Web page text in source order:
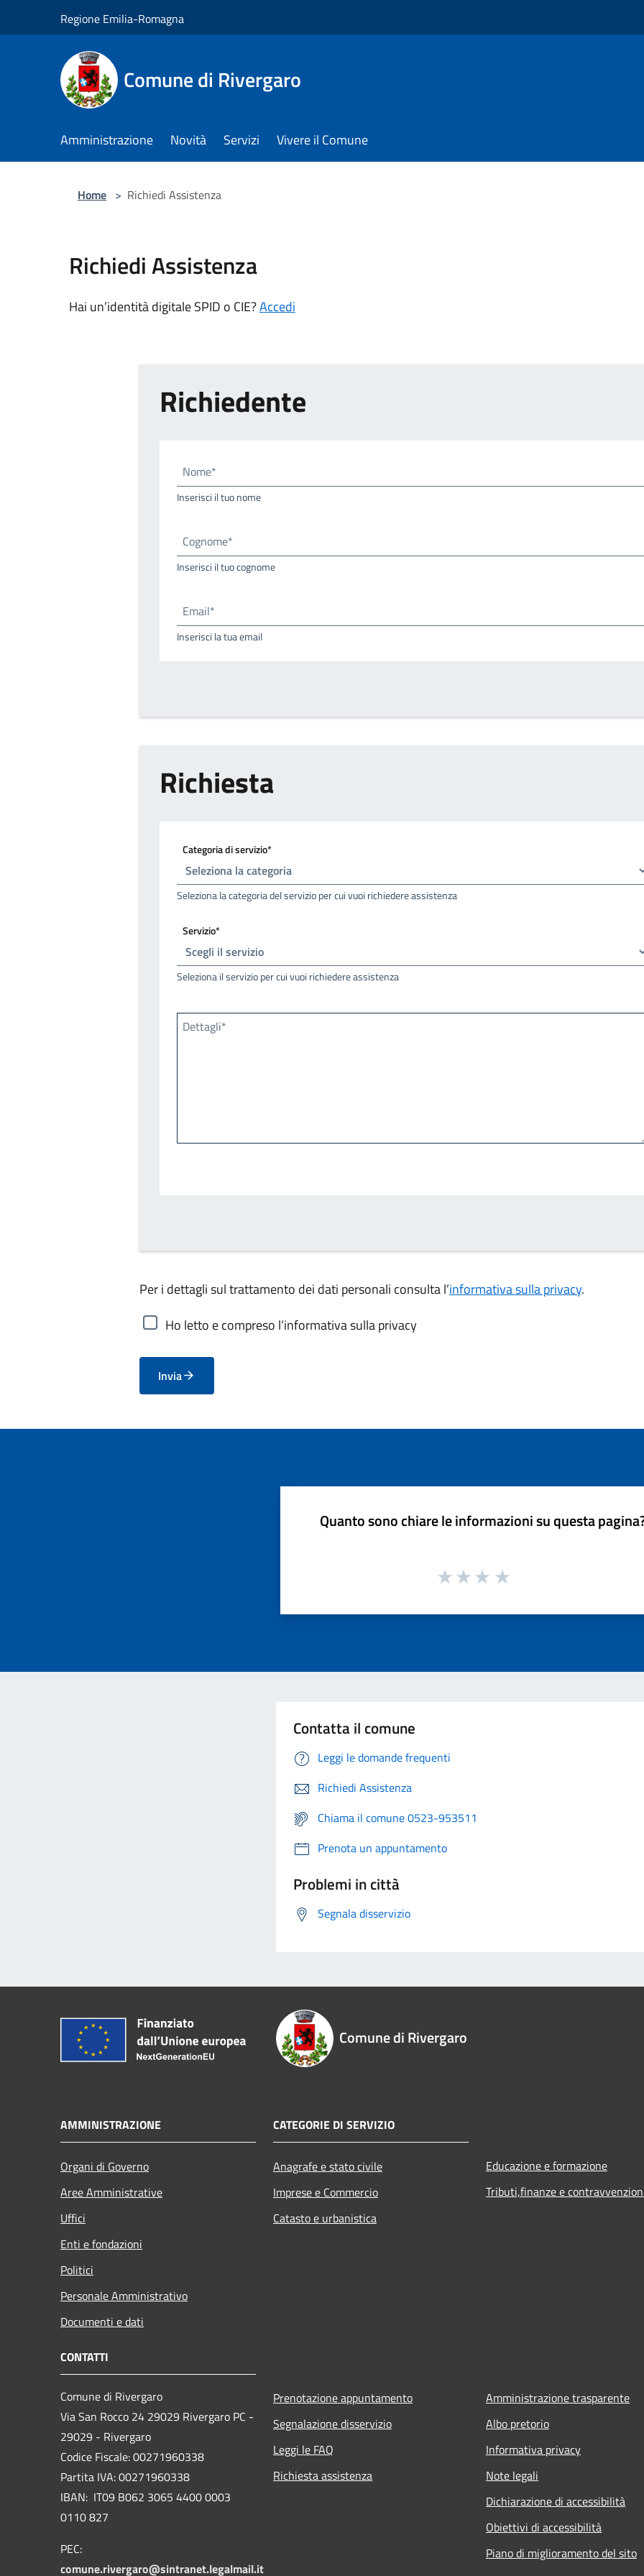
Regione Emilia-Romagna
Comune di Rivergaro
Amministrazione Novità Servizi Vivere il Comune
Home > Richiedi Assistenza
Richiedi Assistenza
Hai un’identità digitale SPID o CIE?Accedi
Richiedente
Nome*
Inserisci il tuo nome
Cognome*
Inserisci il tuo cognome
Email*
Inserisci la tua email
Richiesta
Categoria di servizio*
Seleziona la categoria del servizio per cui vuoi richiedere assistenza
Servizio*
Seleziona il servizio per cui vuoi richiedere assistenza
Dettagli*
Per i dettagli sul trattamento dei dati personali consulta l’informativa sulla privacy.
Ho letto e compreso l’informativa sulla privacy
Invia
Quanto sono chiare le informazioni su questa
Contatta il comune
Leggi le domande frequenti
Richiedi Assistenza
Chiama il comune 0523-953511
Prenota un appuntamento
Problemi in città
Segnala disservizio
Comune di Rivergaro
AMMINISTRAZIONE
Organi di Governo
Aree Amministrative
Uffici
Enti e fondazioni
Politici
Personale Amministrativo
Documenti e dati
CATEGORIE DI SERVIZIO
Anagrafe e stato civile
Imprese e Commercio
Catasto e urbanistica
Educazione e formazione
Tributi,finanze e
CONTATTI
Comune di Rivergaro
Via San Rocco 24 29029 Rivergaro PC -
29029 - Rivergaro
Codice Fiscale: 00271960338
Partita IVA: 00271960338
IBAN: IT09 B062 3065 4400 0003
0110 827
PEC:
comune.rivergaro@sintranet.legalmail.it
Prenotazione appuntamento
Segnalazione disservizio
Leggi le FAQ
Richiesta assistenza
Amministrazione trasparente
Albo pretorio
Informativa privacy
Note legali
Dichiarazione di accessibilità
Obiettivi di accessibilità
Piano di miglioramento del sito